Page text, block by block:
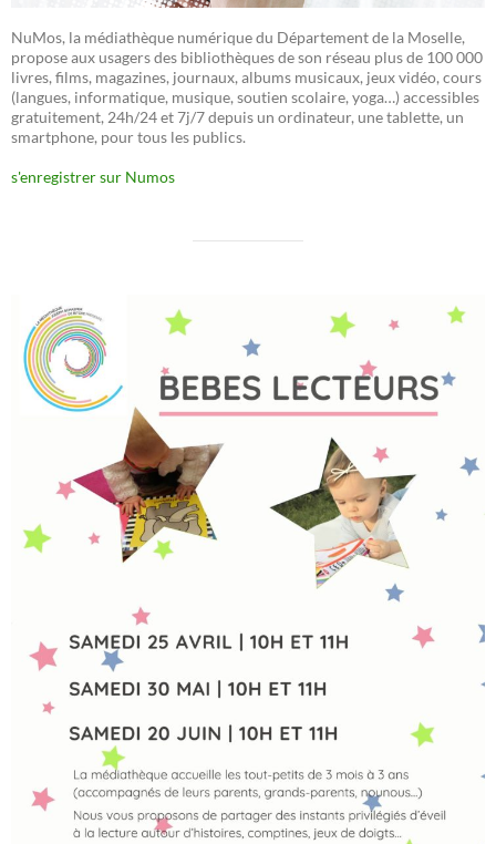
NuMos, la médiathèque numérique du Département de la Moselle,
propose aux usagers des bibliothèques de son réseau plus de 100 000
livres, films, magazines, journaux, albums musicaux, jeux vidéo, cours
(langues, informatique, musique, soutien scolaire, yoga…) accessibles
gratuitement, 24h/24 et 7j/7 depuis un ordinateur, une tablette, un
smartphone, pour tous les publics.
s'enregistrer sur Numos